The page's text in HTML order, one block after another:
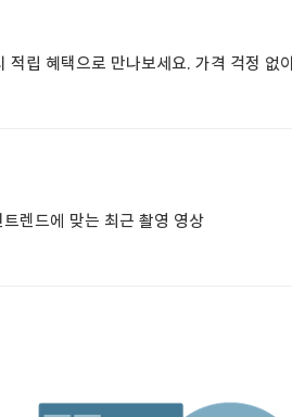
립 혜택으로 만나보세요. 가격 걱정 없
렌드에 맞는 최근 촬영 영상